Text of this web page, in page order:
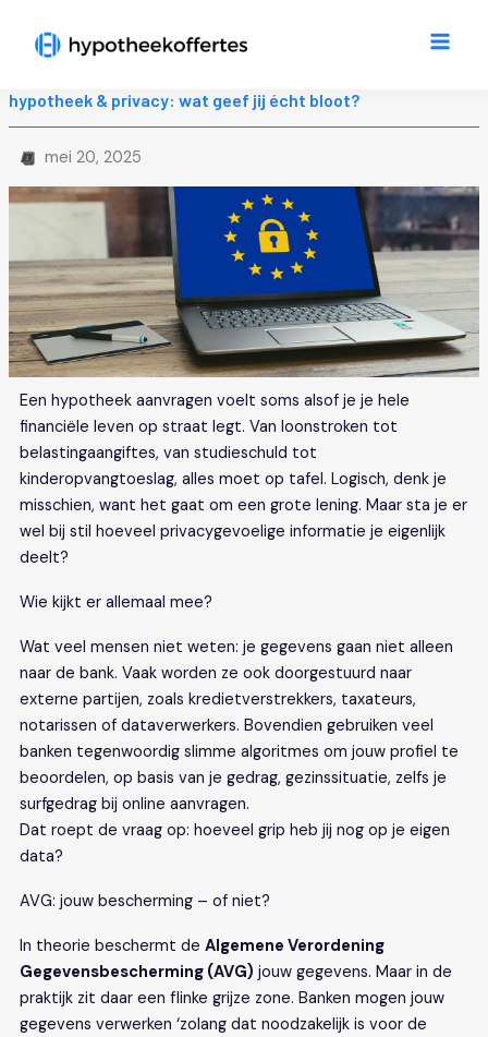
hypotheek & privacy: wat geef jij écht bloot?
mei 20, 2025
Een hypotheek aanvragen voelt soms alsof je je hele
financiële leven op straat legt. Van loonstroken tot
belastingaangiftes, van studieschuld tot
kinderopvangtoeslag, alles moet op tafel. Logisch, denk je
misschien, want het gaat om een grote lening. Maar sta je er
wel bij stil hoeveel privacygevoelige informatie je eigenlijk
deelt?
Wie kijkt er allemaal mee?
Wat veel mensen niet weten: je gegevens gaan niet alleen
naar de bank. Vaak worden ze ook doorgestuurd naar
externe partijen, zoals kredietverstrekkers, taxateurs,
notarissen of dataverwerkers. Bovendien gebruiken veel
banken tegenwoordig slimme algoritmes om jouw profiel te
beoordelen, op basis van je gedrag, gezinssituatie, zelfs je
surfgedrag bij online aanvragen.
Dat roept de vraag op: hoeveel grip heb jij nog op je eigen
data?
AVG: jouw bescherming – of niet?
In theorie beschermt de Algemene Verordening
Gegevensbescherming (AVG) jouw gegevens. Maar in de
praktijk zit daar een flinke grijze zone. Banken mogen jouw
gegevens verwerken ‘zolang dat noodzakelijk is voor de